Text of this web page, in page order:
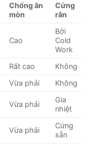
Chống ăn
mòn
Cứng
rắn
Cao
Bởi
Cold
Work
Rất cao
Không
Vừa phải Không
Vừa phải
Gia
nhiệt
Vừa phải
Cứng
sẵn